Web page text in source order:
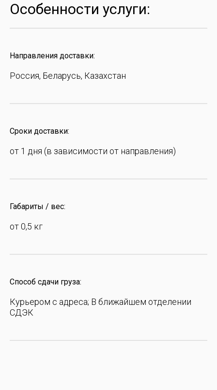
Особенности услуги:
Направления доставки:
Россия, Беларусь, Казахстан
Сроки доставки:
от 1 дня (в зависимости от направления)
Габариты / вес:
от 0,5 кг
Способ сдачи груза:
Курьером с адреса; В ближайшем отделении
СДЭК